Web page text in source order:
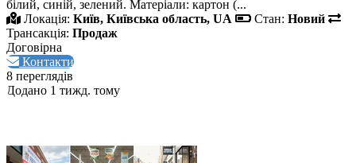
білий, синій, зелений. Матеріали: картон (...
Локація: Київ, Київська область, UA Стан: Новий
Трансакція: Продаж
Договірна
Контакти
8 переглядів
Додано 1 тижд. тому